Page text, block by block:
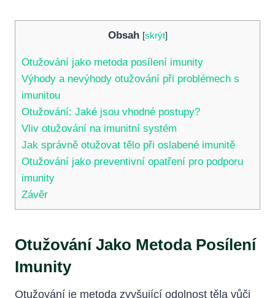
Obsah [skrýt]
Otužování jako metoda posílení imunity
Výhody a nevýhody otužování při problémech s
imunitou
Otužování: Jaké jsou vhodné postupy?
Vliv otužování na imunitní systém
Jak správně otužovat tělo při oslabené imunitě
Otužování jako preventivní opatření pro podporu
imunity
Závěr
Otužování Jako Metoda Posílení
Imunity
Otužování je metoda zvyšující odolnost těla vůči